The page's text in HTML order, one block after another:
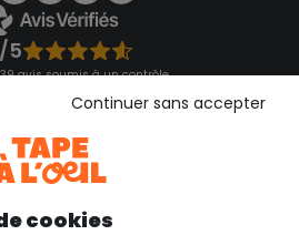
5
avis soumis à un contrôle
les CGU
cookies
Continuer sans accepter